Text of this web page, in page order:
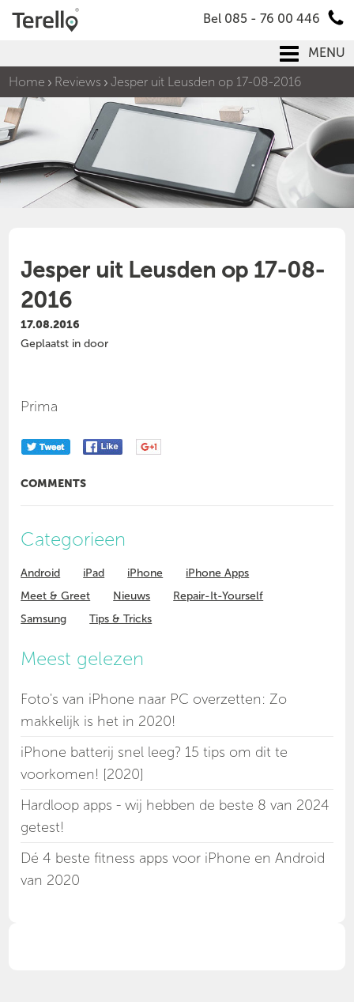
Bel 085 - 76 00 446
MENU
Home
Reviews Jesper uit Leusden op 17-08-2016
Jesper uit Leusden op 17-08-
2016
17.08.2016
Geplaatst in door
Prima
COMMENTS
Categorieen
Android iPad iPhone
iPhone Apps
Meet & Greet
Nieuws
Repair-It-Yourself
Samsung
Tips & Tricks
Meest gelezen
Foto's van iPhone naar PC overzetten: Zo
makkelijk is het in 2020!
iPhone batterij snel leeg? 15 tips om dit te
voorkomen! [2020]
Hardloop apps - wij hebben de beste 8 van 2024
getest!
Dé 4 beste fitness apps voor iPhone en Android
van 2020